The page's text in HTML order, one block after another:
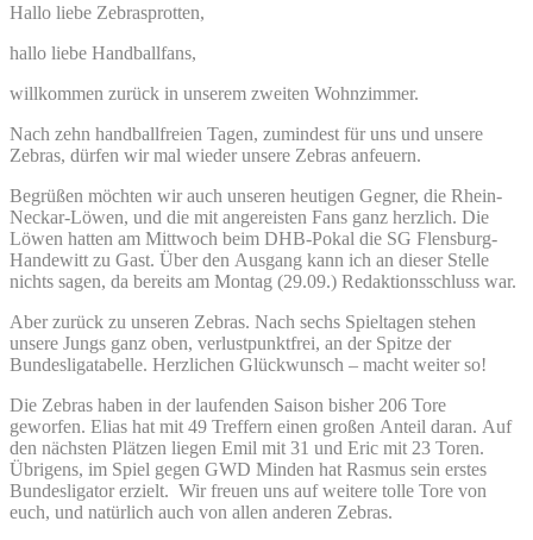
Hallo liebe Zebrasprotten,
hallo liebe Handballfans,
willkommen zurück in unserem zweiten Wohnzimmer.
Nach zehn handballfreien Tagen, zumindest für uns und unsere
Zebras, dürfen wir mal wieder unsere Zebras anfeuern.
Begrüßen möchten wir auch unseren heutigen Gegner, die Rhein-
Neckar-Löwen, und die mit angereisten Fans ganz herzlich. Die
Löwen hatten am Mittwoch beim DHB-Pokal die SG Flensburg-
Handewitt zu Gast. Über den Ausgang kann ich an dieser Stelle
nichts sagen, da bereits am Montag (29.09.) Redaktionsschluss war.
Aber zurück zu unseren Zebras. Nach sechs Spieltagen stehen
unsere Jungs ganz oben, verlustpunktfrei, an der Spitze der
Bundesligatabelle. Herzlichen Glückwunsch – macht weiter so!
Die Zebras haben in der laufenden Saison bisher 206 Tore
geworfen. Elias hat mit 49 Treffern einen großen Anteil daran. Auf
den nächsten Plätzen liegen Emil mit 31 und Eric mit 23 Toren.
Übrigens, im Spiel gegen GWD Minden hat Rasmus sein erstes
Bundesligator erzielt. Wir freuen uns auf weitere tolle Tore von
euch, und natürlich auch von allen anderen Zebras.